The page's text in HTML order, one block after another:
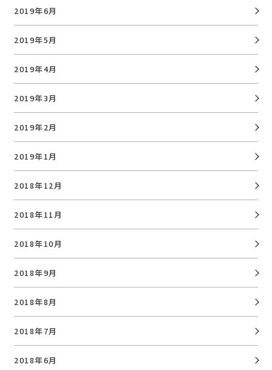
2019年6月
2019年5月
2019年4月
2019年3月
2019年2月
2019年1月
2018年12月
2018年11月
2018年10月
2018年9月
2018年8月
2018年7月
2018年6月